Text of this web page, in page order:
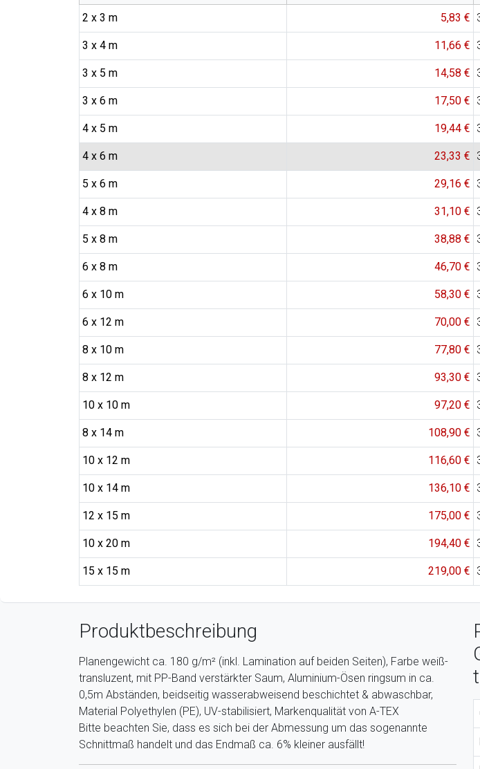
2 x 3 m
5,83 €
3 x 4 m 11,66 €
3 x 5 m 14,58 €
3 x 6 m 17,50 €
4 x 5 m 19,44 €
4 x 6 m 23,33 €
5 x 6 m 29,16 €
4 x 8 m 31,10 €
5 x 8 m 38,88 €
6 x 8 m 46,70 €
6 x 10 m 58,30 €
6 x 12 m 70,00 €
8 x 10 m 77,80 €
8 x 12 m 93,30 €
10 x 10 m 97,20 €
8 x 14 m 108,90 €
10 x 12 m 116,60 €
10 x 14 m 136,10 €
12 x 15 m 175,00 €
10 x 20 m 194,40 €
15 x 15 m 219,00 €
Produktbeschreibung
Planengewicht ca. 180 g/m² (inkl. Lamination auf beiden Seiten), Farbe weiß-
transluzent, mit PP-Band verstärkter Saum, Aluminium-Ösen ringsum in ca.
0,5m Abständen, beidseitig wasserabweisend beschichtet & abwaschbar,
Material Polyethylen (PE), UV-stabilisiert, Markenqualität von A-TEX
Bitte beachten Sie, dass es sich bei der Abmessung um das sogenannte
Schnittmaß handelt und das Endmaß ca. 6% kleiner ausfällt!